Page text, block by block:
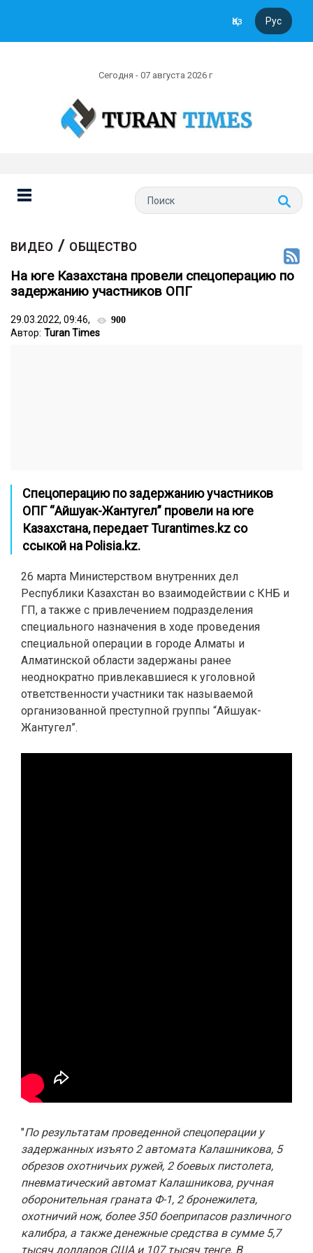
Қаз Рус
Сегодня - 07 августа 2026 г
ВИДЕО / ОБЩЕСТВО
На юге Казахстана провели спецоперацию по
задержанию участников ОПГ
29.03.2022, 09:46, 900
Автор: Turan Times
Спецоперацию по задержанию участников
ОПГ “Айшуак-Жантугел” провели на юге
Казахстана, передаетTurantimes.kz со
ссыкой на Polisia.kz.
26 марта Министерством внутренних дел
Республики Казахстан во взаимодействии с КНБ и
ГП, а также с привлечением подразделения
специального назначения в ходе проведения
специальной операции в городе Алматы и
Алматинской области задержаны ранее
неоднократно привлекавшиеся к уголовной
ответственности участники так называемой
организованной преступной группы “Айшуак-
Жантугел”.
"По результатам проведенной спецоперации у
задержанных изъято 2 автомата Калашникова, 5
обрезов охотничьих ружей, 2 боевых пистолета,
пневматический автомат Калашникова, ручная
оборонительная граната Ф-1, 2 бронежилета,
охотничий нож, более 350 боеприпасов различного
калибра, а также денежные средства в сумме 5,7
тысяч долларов США и 107 тысяч тенге. В